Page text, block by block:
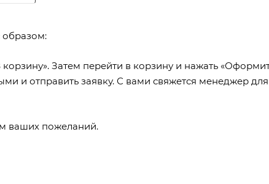
Затем перейти в корзину и нажать
и отправить заявку. С вами свяжется менеджер для
ваших пожеланий.